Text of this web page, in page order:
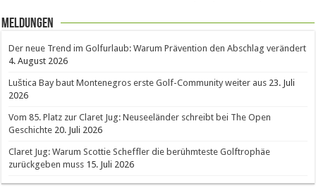
Meldungen
Der neue Trend im Golfurlaub: Warum Prävention den Abschlag verändert
4. August 2026
Luštica Bay baut Montenegros erste Golf-Community weiter aus 23. Juli
2026
Vom 85. Platz zur Claret Jug: Neuseeländer schreibt bei The Open
Geschichte 20. Juli 2026
Claret Jug: Warum Scottie Scheffler die berühmteste Golftrophäe
zurückgeben muss 15. Juli 2026